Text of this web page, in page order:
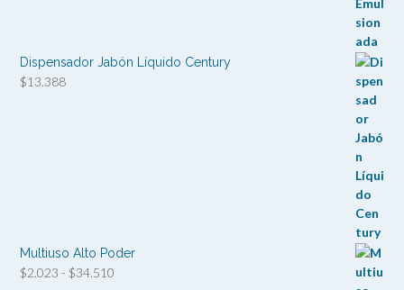
hasta
Dispensador Jabón Líquido Century
$13.388
Multiuso Alto Poder
$2.023 - $34.510